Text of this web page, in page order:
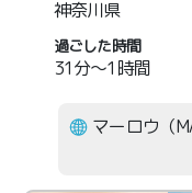
神奈川県
過ごした時間
31分～1時間
マーロウ（